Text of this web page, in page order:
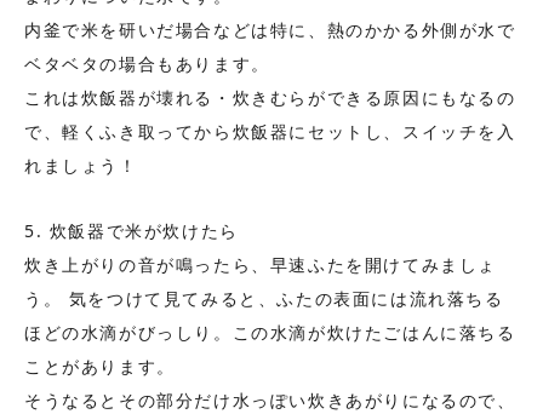
内釜で米を研いだ場合などは特に、熱のかかる外側が水で
ベタベタの場合もあります。
これは炊飯器が壊れる・炊きむらができる原因にもなるの
で、軽くふき取ってから炊飯器にセットし、スイッチを入
れましょう！
5. 炊飯器で米が炊けたら
炊き上がりの音が鳴ったら、早速ふたを開けてみましょ
う。 気をつけて見てみると、ふたの表面には流れ落ちる
ほどの水滴がびっしり。この水滴が炊けたごはんに落ちる
ことがあります。
そうなるとその部分だけ水っぽい炊きあがりになるので、